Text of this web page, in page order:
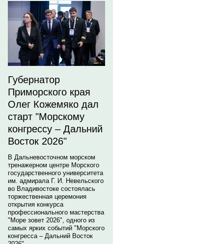
Губернатор
Приморского края
Олег Кожемяко дал
старт "Морскому
конгрессу – Дальний
Восток 2026"
В Дальневосточном морском
тренажерном центре Морского
государственного университета
им. адмирала Г. И. Невельского
во Владивостоке состоялась
торжественная церемония
открытия конкурса
профессионального мастерства
"Море зовет 2026", одного из
самых ярких событий "Морского
конгресса – Дальний Восток